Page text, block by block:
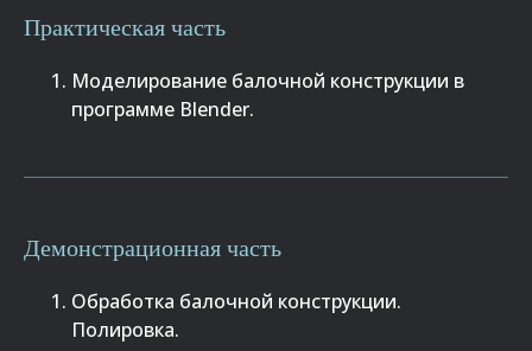
Практическая часть
Моделирование балочной конструкции в
программе Blender.
Демонстрационная часть
Обработка балочной конструкции.
Полировка.